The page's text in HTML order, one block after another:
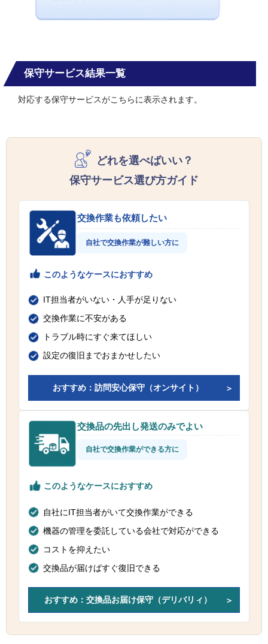
保守サービス結果一覧
対応する保守サービスがこちらに表示されます。
どれを選べばいい？
保守サービス選び方ガイド
交換作業も依頼したい
自社で交換作業が難しい方に
このようなケースにおすすめ
IT担当者がいない・人手が足りない
交換作業に不安がある
トラブル時にすぐ来てほしい
設定の復旧までおまかせしたい
おすすめ：訪問安心保守（オンサイト）
交換品の先出し発送のみでよい
自社で交換作業ができる方に
このようなケースにおすすめ
自社にIT担当者がいて交換作業ができる
機器の管理を委託している会社で対応ができる
コストを抑えたい
交換品が届けばすぐ復旧できる
おすすめ：交換品お届け保守（デリバリィ）